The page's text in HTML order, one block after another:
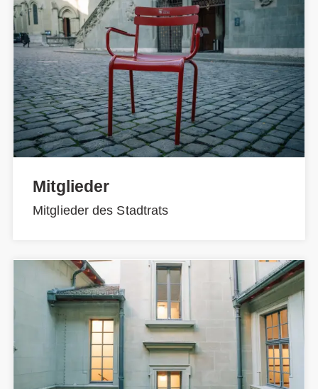
Mitglieder
Mitglieder des Stadtrats